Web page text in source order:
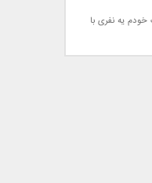
یه نفری با